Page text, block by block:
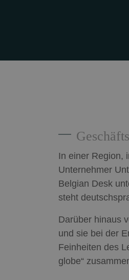
In einer Region,
Unternehmer
Belgian Desk
steht
Darüber hinaus
und sie bei der
Feinheiten des
globe“